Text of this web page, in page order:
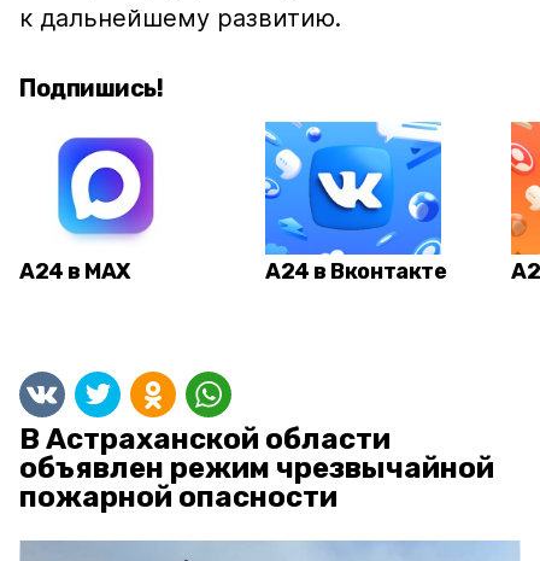
к дальнейшему развитию.
Подпишись!
А24 в MAX А24 в Вконтакте
В Астраханской области
объявлен режим чрезвычайной
пожарной опасности